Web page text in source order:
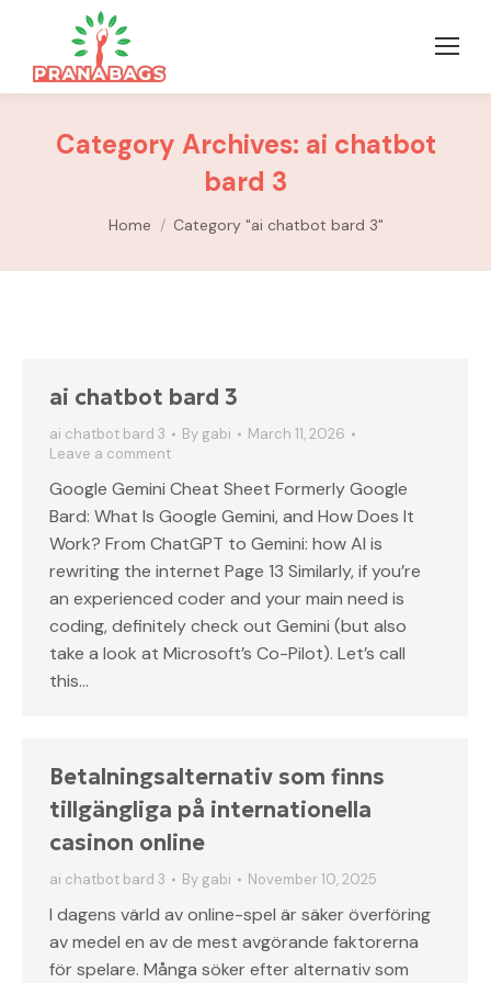
Category Archives: ai chatbot
bard 3
You are here:
Home Category "ai chatbot bard 3"
ai chatbot bard 3
ai chatbot bard 3 By gabi
March 11, 2026
Leave a comment
Google Gemini Cheat Sheet Formerly Google
Bard: What Is Google Gemini, and How Does It
Work? From ChatGPT to Gemini: how AI is
rewriting the internet Page 13 Similarly, if you’re
an experienced coder and your main need is
coding, definitely check out Gemini (but also
take a look at Microsoft’s Co-Pilot). Let’s call
this…
Betalningsalternativ som finns
tillgängliga på internationella
casinon online
ai chatbot bard 3 By gabi November 10, 2025
I dagens värld av online-spel är säker överföring
av medel en av de mest avgörande faktorerna
för spelare. Många söker efter alternativ som